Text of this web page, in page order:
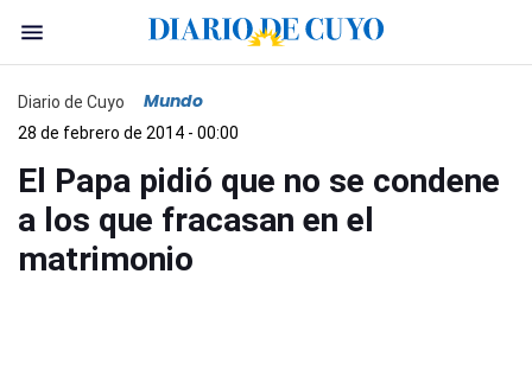
Diario de Cuyo Mundo
28 de febrero de 2014 - 00:00
El Papa pidió que no se condene
a los que fracasan en el
matrimonio